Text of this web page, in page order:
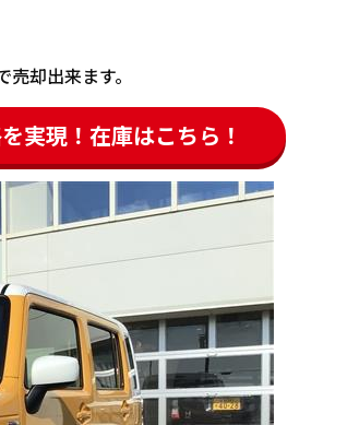
却出来ます。
実現！在庫はこちら！